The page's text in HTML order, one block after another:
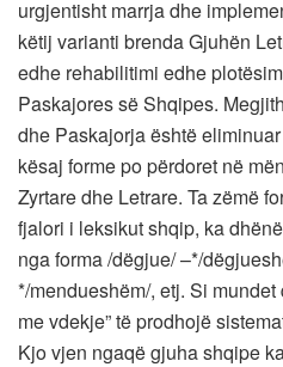
urgjentisht marrja dhe
këtij varianti brenda Gjuhën
edhe rehabilitimi edhe
Paskajores së Shqipes.
dhe Paskajorja është
kësaj forme po përdoret në
Zyrtare dhe Letrare. Ta zëmë
fjalori i leksikut shqip, ka
nga forma /dëgjue/ –*/
*/mendueshëm/, etj. Si
me vdekje” të prodhojë
Kjo vjen ngaqë gjuha shqipe